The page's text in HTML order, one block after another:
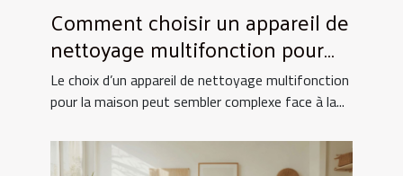
Comment choisir un appareil de
nettoyage multifonction pour
votre maison ?
Le choix d’un appareil de nettoyage multifonction
pour la maison peut sembler complexe face à la...